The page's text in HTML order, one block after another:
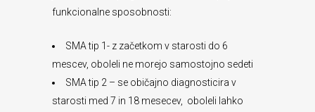
funkcionalne sposobnosti:
SMA tip 1- z začetkom v starosti do 6
mescev, oboleli ne morejo samostojno sedeti
SMA tip 2 – se običajno diagnosticira v
starosti med 7 in 18 mesecev, oboleli lahko